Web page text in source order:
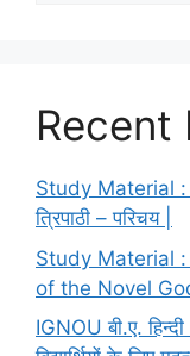
Recent
Study Material :
त्रिपाठी – परिचय |
Study Material :
of the Novel
IGNOU बी.ए.